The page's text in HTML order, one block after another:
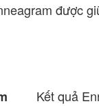
được
Kết quả